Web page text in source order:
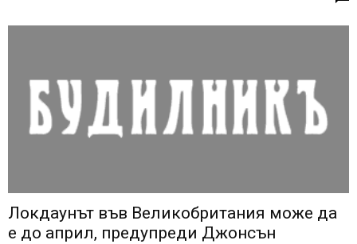
Локдаунът във Великобритания може да
е до април, предупреди Джонсън